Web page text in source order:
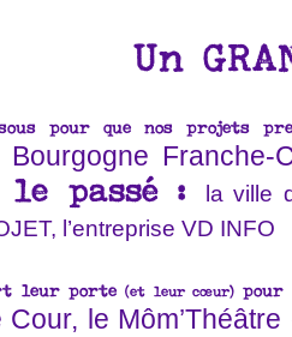
Un
pour que nos projets
passé :
la ville
l’entreprise VD INFO
leur porte(et leur cœur)pour
Cour, le